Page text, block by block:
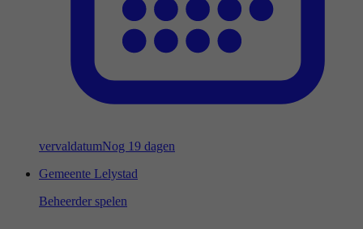
vervaldatumNog 19 dagen
Gemeente Lelystad
Beheerder spelen